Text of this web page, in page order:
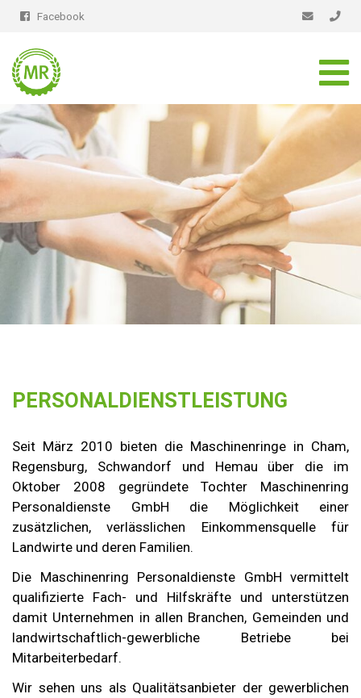
Facebook
PERSONALDIENSTLEISTUNG
Seit März 2010 bieten die Maschinenringe in Cham,
Regensburg, Schwandorf und Hemau über die im
Oktober 2008 gegründete Tochter Maschinenring
Personaldienste GmbH die Möglichkeit einer
zusätzlichen, verlässlichen Einkommensquelle für
Landwirte und deren Familien.
Die Maschinenring Personaldienste GmbH vermittelt
qualifizierte Fach- und Hilfskräfte und unterstützen
damit Unternehmen in allen Branchen, Gemeinden und
landwirtschaftlich-gewerbliche Betriebe bei
Mitarbeiterbedarf.
Wir sehen uns als Qualitätsanbieter der gewerblichen